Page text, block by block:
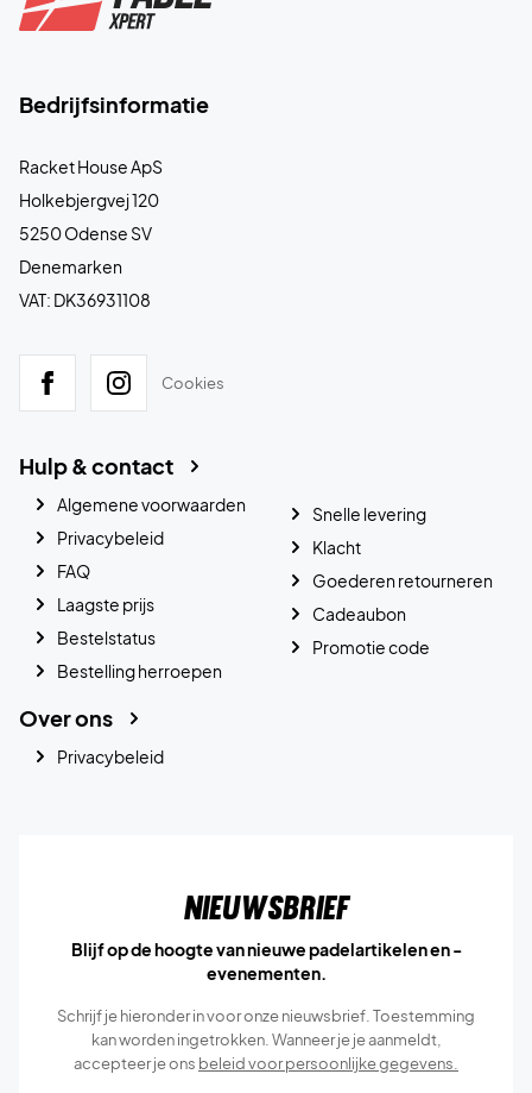
Bedrijfsinformatie
Racket House ApS
Holkebjergvej 120
5250 Odense SV
Denemarken
VAT: DK36931108
Cookies
Hulp & contact
Algemene voorwaarden
Privacybeleid
FAQ
Laagste prijs
Bestelstatus
Bestelling herroepen
Snelle levering
Klacht
Goederen retourneren
Cadeaubon
Promotie code
Over ons
Privacybeleid
Nieuwsbrief
Blijf op de hoogte van nieuwe padelartikelen en -
evenementen.
Schrijf je hieronder in voor onze nieuwsbrief. Toestemming
kan worden ingetrokken. Wanneer je je aanmeldt,
accepteer je ons beleid voor persoonlijke gegevens.